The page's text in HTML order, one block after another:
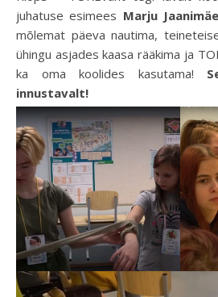
juhatuse esimees Marju Jaanimäe
mõlemat päeva nautima,
ühingu asjades kaasa rääkima ja
ka oma koolides kasutama!
innustavalt!